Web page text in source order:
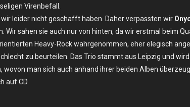
–
Sa.
04.09.2021
–
Leipzig,
Gieszer
Virenbefall.
wir leider nicht geschafft haben. Daher verpassten wir
Wir sahen sie auch nur von hinten, da wir erstmal beim
Heavy-Rock wahrgenommen, eher elegisch
zu beurteilen. Das Trio stammt aus Leipzig und
wovon man sich auch anhand ihrer beiden Alben
auf CD.